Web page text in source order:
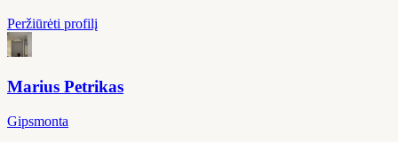
Peržiūrėti profilį
Marius Petrikas
Gipsmonta